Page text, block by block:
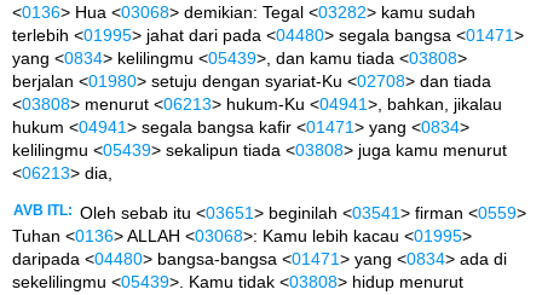
<0136> Hua <03068> demikian: Tegal <03282> kamu sudah
terlebih <01995> jahat dari pada <04480> segala bangsa <01471>
yang <0834> kelilingmu <05439>, dan kamu tiada <03808>
berjalan <01980> setuju dengan syariat-Ku <02708> dan tiada
<03808> menurut <06213> hukum-Ku <04941>, bahkan, jikalau
hukum <04941> segala bangsa kafir <01471> yang <0834>
kelilingmu <05439> sekalipun tiada <03808> juga kamu menurut
<06213> dia,
AVB ITL: Oleh sebab itu <03651> beginilah <03541> firman <0559>
Tuhan <0136> ALLAH <03068>: Kamu lebih kacau <01995>
daripada <04480> bangsa-bangsa <01471> yang <0834> ada di
sekelilingmu <05439>. Kamu tidak <03808> hidup menurut